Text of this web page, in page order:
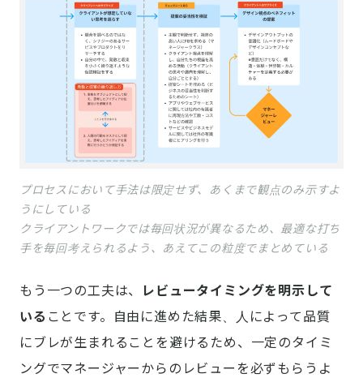
プロセスにおいて手法は限定せず、あくまで観点のみ示すよ
うにしている
クライアントワークでは毎回状況が異なるため、最適な打ち
手を毎回考えられるよう、あえてこの粒度でまとめている
もう一つの工夫は、
レビュータイミングを明示して
いる ことです。自由に進めた結果、人によって品質
にブレが生まれることを避けるため、一定のタイミ
ングでマネージャーからのレビューを必ずもらうよ